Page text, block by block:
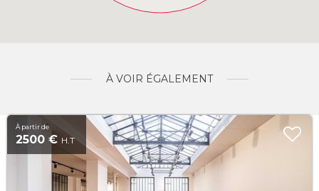
À VOIR ÉGALEMENT
À partir de
2500 € H.T